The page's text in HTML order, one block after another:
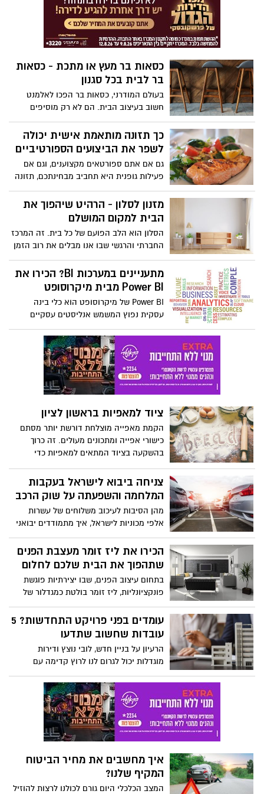
להתחייב מראש על חודש אחד בלבד, כי אם
תרצו, תוכלו להאריך את תקופת ההשכרה.
לכן, במקום לקנות משאית גדולה שאולי לא
באמת תשמש אתכם בעתיד, כדאי יהיה
הגורמים.
כסאות בר מעץ או מתכת - כסאות
בר לבית בכל סגנון
בעולם המודרני, כסאות בר הפכו לאלמנט
חשוב בעיצוב הבית. הם לא רק מוסיפים
מקומות ישיבה נוספים, אלא גם מעניקים
מראה מסוגנן ועכשווי לכל חלל. באתר מיליון
כסאות, תוכלו למצוא מגוון רחב של כסאות בר
כך תזונה מותאמת אישית יכולה
לשפר את הביצועים הספורטיביים
גם אם אתם ספורטאים מקצוענים, וגם אם
פעילות גופנית היא תחביב מבחינתכם, תזונה
נכונה תשפר במידה ניכרת את הביצועים
שלכם. ליתר דיוק, תזונה נכונה שמותאמת
אליכם באופן מושלם. כאן בעמוד תמצאו
מידע מפורט בנושא - מוזמנים להיעזר בו כדי
לשדרג את התזונה ואת האימונים.
מזנון לסלון - הרהיט שיהפוך את
הבית למקום המושלם
הסלון הוא הלב הפועם של כל בית. זה המרכז
החברתי והרגשי שבו אנו מבלים את רוב הזמן
הפנוי שלנו, מארחים את האנשים שאנחנו
אוהבים ונהנים מרגעי שלווה ונוחות. ובתוך
אווירת הפינוק והאינטימיות הזו, מזנון הסלון
ממלא תפקיד מפתח ומשפיע על החוויה
הכוללת של השהות בחלל.חוץ מריהוט שימושי
לאחסון ותצוגה, המזנון הוא גם אלמנט עיצובי
מרכזי שיכול לשנות באופן דרמטי את האווירה
ואת ההרגשה בסלון. הבחירה הנכונה של
מזנון, מבחינת מיקום, גודל וסגנון, יכולה
למעשה להפוך את החלל למקום אידיאלי
להתכנסות, בילוי ומנוחה.אך איך בוחרים את
המזנון שהכי יתאים לכם? מה השיקולים
החשובים שכדאי להביא בחשבון? במדריך
המקיף הזה נביא לכם את הטיפים המרכזיים
לבחירה של מזנון איכותי ומרשים שיתאים בול
לסלון שלכם ויהפוך אותו לחלל המושלם.
מתעניינים במערכות BI? הכירו את
Power BI מבית מיקרוסופט
Power BI של מיקרוסופט הוא כלי בינה
עסקית נפוץ המשמש אנליסטים עסקיים
ואנשי מקצוע. המשיכו לקרוא וגלו עוד על
הפלטפורמה העוצמתית שעשויה לסייע לכם
במגוון דרכים שלא היכרתם.
ציוד למאפיות בראשון לציון
הקמת מאפייה מוצלחת דורשת יותר מסתם
כישורי אפייה ומתכונים מעולים. זה כרוך
בהשקעה בציוד המתאים למאפיות כדי
האפייה שלך. מאמר זה סוקר את הציוד
החשוב למאפיות וימליץ על כמה מוצרים
מובילים שיעזרו לך ליצור מאפייה מאובזרת
היטב.
צניחה ביבוא לישראל בעקבות
המלחמה והשפעתה על שוק הרכב
מהן הסיבות לעיכוב משלוחים של עשרות
אלפי מכוניות לישראל, איך מתמודדים יבואני
הרכב עם המציאות המורכבת ומה יכולים
לעשות בנידון ישראלים המעוניינים לקנות
מכונית חדשה או יד שניה
הכירו את ליז זומר מעצבת הפנים
שתהפוך את הבית שלכם לחלום
בתחום עיצוב הפנים, שבו יצירתיות פוגשת
פונקציונליות, ליז זומר בולטת כמגדלור של
מצוינות. עם עין חדה לפרטים ויכולת מולדת
לשנות חללים, ליז צברה מוניטין של אחת
ממעצבות הפנים המבוקשות ביותר. הגישה
ביצירת סביבות המשקפות את האישיות
ואורח החיים של הלקוחות שלה.
עומדים בפני פרויקט התחדשות? 5
עובדות שחשוב שתדעו
הרעיון על בניין חדש, לובי נוצץ ודירות
מוגדלות יכול לגרום לנו לרוץ קדימה עם
פרויקט ההתחדשות בבניין שלנו – אך הנה
כמה דברים שחייבים לדעת ולארגן מראש
איך מחשבים את מחיר הביטוח
המקיף שלנו?
המצב הכלכלי היום גורם לכולנו לרצות להוזיל